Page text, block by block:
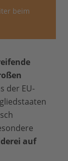
beim
der EU-
auf